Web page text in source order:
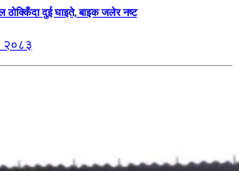
ठोक्किँदा दुई घाइते, बाइक जलेर नष्ट
२०८३